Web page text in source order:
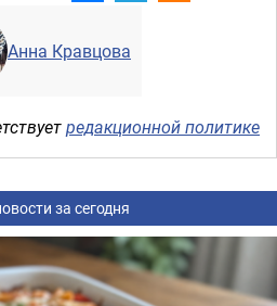
Анна Кравцова
редакционной политике
за сегодня